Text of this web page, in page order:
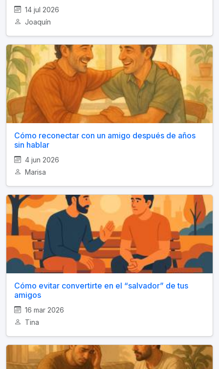
14 jul 2026
Joaquín
Cómo reconectar con un amigo después de años
sin hablar
4 jun 2026
Marisa
Cómo evitar convertirte en el “salvador” de tus
amigos
16 mar 2026
Tina